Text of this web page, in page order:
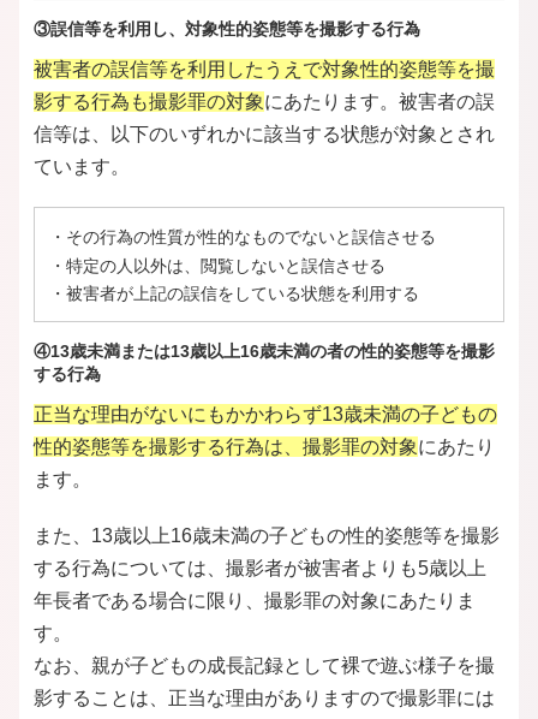
③誤信等を利用し、対象性的姿態等を撮影する行為
被害者の誤信等を利用したうえで対象性的姿態等を撮
影する行為も撮影罪の対象にあたります。被害者の誤
信等は、以下のいずれかに該当する状態が対象とされ
ています。
・その行為の性質が性的なものでないと誤信させる
・特定の人以外は、閲覧しないと誤信させる
・被害者が上記の誤信をしている状態を利用する
④13歳未満または13歳以上16歳未満の者の性的姿態等を撮影
する行為
正当な理由がないにもかかわらず13歳未満の子どもの
性的姿態等を撮影する行為は、撮影罪の対象にあたり
ます。
また、13歳以上16歳未満の子どもの性的姿態等を撮影
する行為については、撮影者が被害者よりも5歳以上
年長者である場合に限り、撮影罪の対象にあたりま
す。
なお、親が子どもの成長記録として裸で遊ぶ様子を撮
影することは、正当な理由がありますので撮影罪には